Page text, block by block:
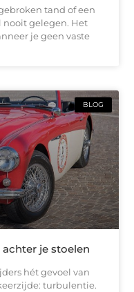
tand of een
gelegen. Het
je geen vaste
BLOG
je stoelen
hét gevoel van
turbulentie.